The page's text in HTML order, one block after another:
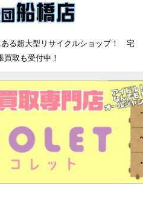
る超大型リサイクルショップ！ 宅
買取も受付中！